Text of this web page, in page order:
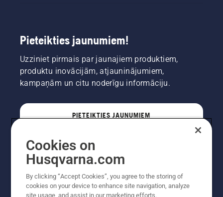
Pieteikties jaunumiem!
Uzziniet pirmais par jaunajiem produktiem,
produktu inovācijām, atjauninājumiem,
kampaņām un citu noderīgu informāciju.
PIETEIKTIES JAUNUMIEM
Cookies on
Husqvarna.com
By clicking “Accept Cookies”, you agree to the storing of
cookies on your device to enhance site navigation, analyze
site usage, and assist in our marketing efforts.